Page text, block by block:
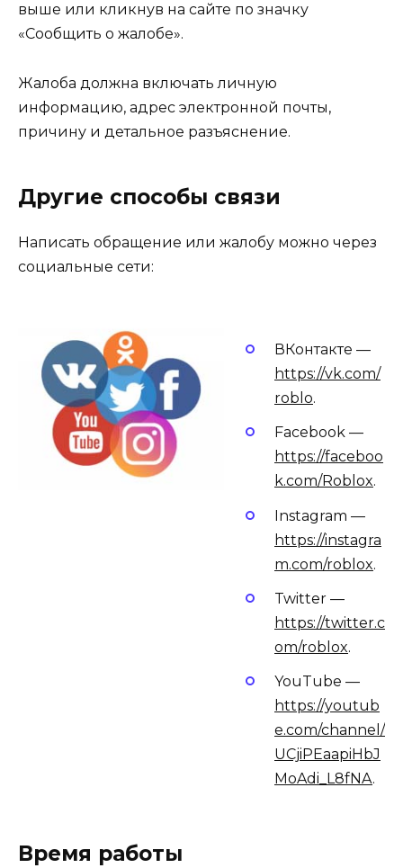
выше или кликнув на сайте по значку
«Сообщить о жалобе».
Жалоба должна включать личную
информацию, адрес электронной почты,
причину и детальное разъяснение.
Другие способы связи
Написать обращение или жалобу можно через
социальные сети:
ВКонтакте —
https://vk.com/
roblo.
Facebook —
https://faceboo
k.com/Roblox.
Instagram —
https://instagra
m.com/roblox.
Twitter —
https://twitter.c
om/roblox.
YouTube —
https://youtub
e.com/channel/
UCjiPEaapiHbJ
MoAdi_L8fNA.
Время работы